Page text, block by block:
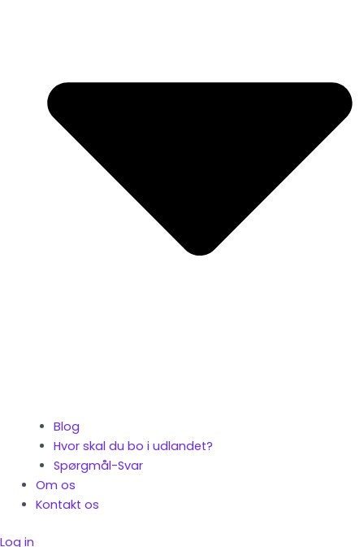
Blog
Hvor skal du bo i udlandet?
Spørgmål-Svar
Om os
Kontakt os
Log in